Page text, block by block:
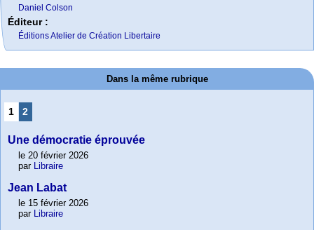
Daniel Colson
Éditeur :
Éditions Atelier de Création Libertaire
Dans la même rubrique
1 2
Une démocratie éprouvée
le 20 février 2026
par Libraire
Jean Labat
le 15 février 2026
par Libraire